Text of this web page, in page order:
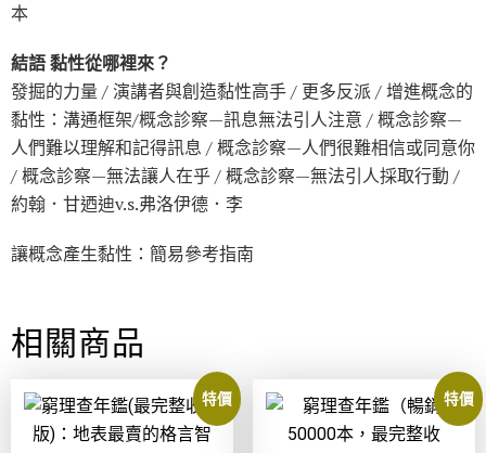
本
結語 黏性從哪裡來？
發掘的力量 / 演講者與創造黏性高手 / 更多反派 / 增進概念的
黏性：溝通框架/概念診察—訊息無法引人注意 / 概念診察—
人們難以理解和記得訊息 / 概念診察—人們很難相信或同意你
/ 概念診察—無法讓人在乎 / 概念診察—無法引人採取行動 /
約翰．甘迺迪v.s.弗洛伊德．李
讓概念產生黏性：簡易參考指南
相關商品
特價 特價